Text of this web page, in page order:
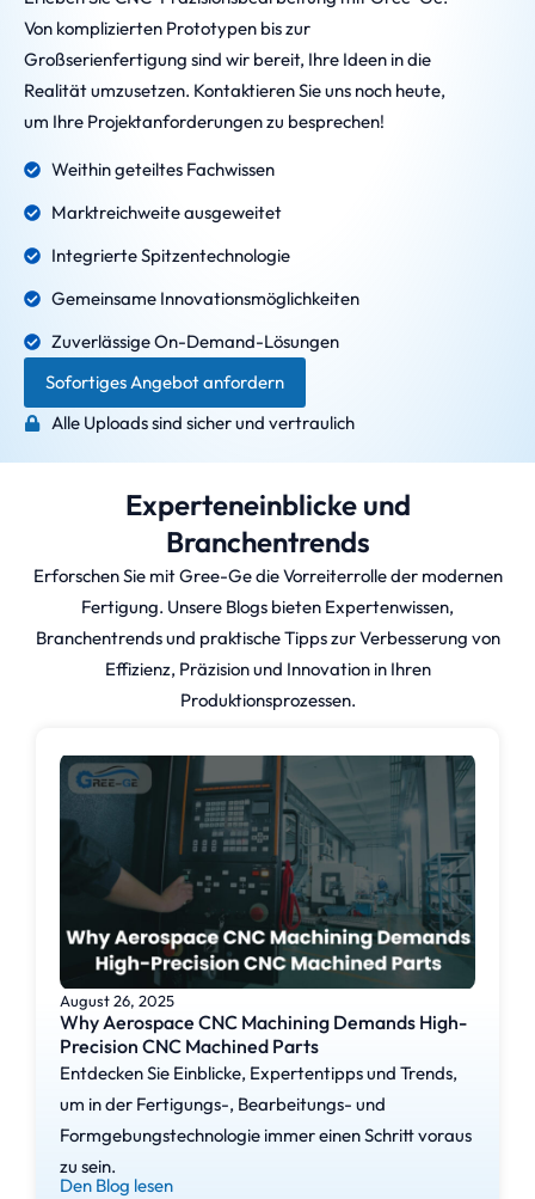
Von komplizierten Prototypen bis zur
Großserienfertigung sind wir bereit, Ihre Ideen in die
Realität umzusetzen. Kontaktieren Sie uns noch heute,
um Ihre Projektanforderungen zu besprechen!
Weithin geteiltes Fachwissen
Marktreichweite ausgeweitet
Integrierte Spitzentechnologie
Gemeinsame Innovationsmöglichkeiten
Zuverlässige On-Demand-Lösungen
Sofortiges Angebot anfordern
Alle Uploads sind sicher und vertraulich
Experteneinblicke und
Branchentrends
Erforschen Sie mit Gree-Ge die Vorreiterrolle der modernen
Fertigung. Unsere Blogs bieten Expertenwissen,
Branchentrends und praktische Tipps zur Verbesserung von
Effizienz, Präzision und Innovation in Ihren
Produktionsprozessen.
August 26, 2025
Why Aerospace CNC Machining Demands High-
Precision CNC Machined Parts
Entdecken Sie Einblicke, Expertentipps und Trends,
um in der Fertigungs-, Bearbeitungs- und
Formgebungstechnologie immer einen Schritt voraus
zu sein.
Den Blog lesen